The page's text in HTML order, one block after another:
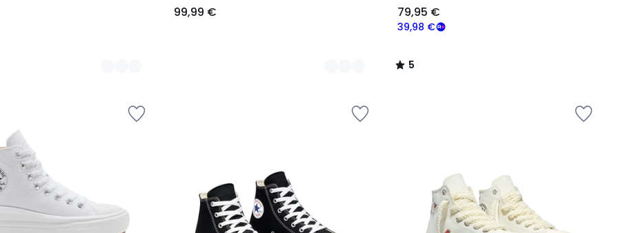
99,99 €
39,98 €
79,95 €
5
/